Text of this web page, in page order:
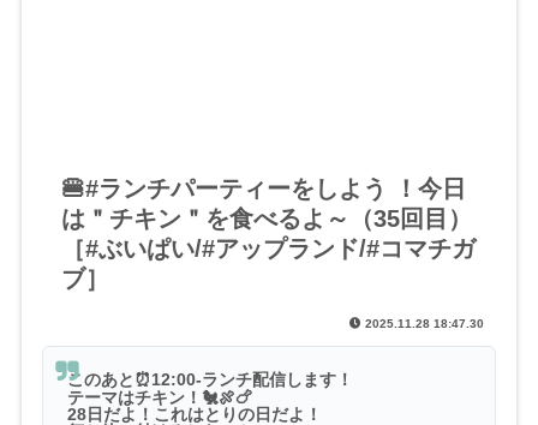
🍔#ランチパーティーをしよう ！今日
は＂チキン＂を食べるよ～（35回目）
［#ぶいぱい/#アップランド/#コマチガ
ブ］
2025.11.28 18:47.30
このあと⏰12:00-ランチ配信します！
テーマはチキン！🐔🍖🍗
28日だよ！これはとりの日だよ！